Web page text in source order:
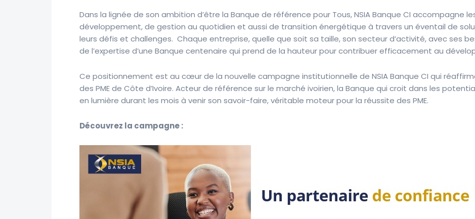
Dans la lignée de son ambition d’être la Banque de référence pour Tous, NSIA Banque CI accompagne
développement, de gestion au quotidien et aussi de transition énergétique à travers un éventail de
leurs défis et challenges. Chaque entreprise, quelle que soit sa taille, son secteur d’activité, avec ses
de l’expertise d’une Banque centenaire qui prend de la hauteur pour contribuer efficacement au
Ce positionnement est au cœur de la nouvelle campagne institutionnelle de NSIA Banque CI qui
des PME de Côte d’Ivoire. Acteur de référence sur le marché ivoirien, la Banque qui croit dans les
en lumière durant les mois à venir son savoir-faire, véritable moteur pour la réussite des PME.
Découvrez la campagne :